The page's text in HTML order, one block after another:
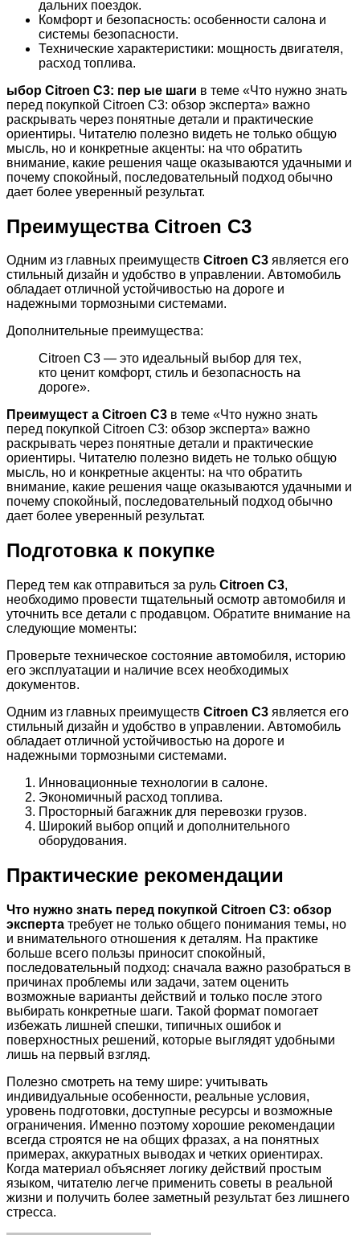
дальних поездок.
Комфорт и безопасность: особенности салона и
системы безопасности.
Технические характеристики: мощность двигателя,
расход топлива.
ыбор Citroen C3: пер ые шаги в теме «Что нужно знать
перед покупкой Citroen C3: обзор эксперта» важно
раскрывать через понятные детали и практические
ориентиры. Читателю полезно видеть не только общую
мысль, но и конкретные акценты: на что обратить
внимание, какие решения чаще оказываются удачными и
почему спокойный, последовательный подход обычно
дает более уверенный результат.
Преимущества Citroen C3
Одним из главных преимуществ Citroen C3 является его
стильный дизайн и удобство в управлении. Автомобиль
обладает отличной устойчивостью на дороге и
надежными тормозными системами.
Дополнительные преимущества:
Citroen C3 — это идеальный выбор для тех,
кто ценит комфорт, стиль и безопасность на
дороге».
Преимущест а Citroen C3 в теме «Что нужно знать
перед покупкой Citroen C3: обзор эксперта» важно
раскрывать через понятные детали и практические
ориентиры. Читателю полезно видеть не только общую
мысль, но и конкретные акценты: на что обратить
внимание, какие решения чаще оказываются удачными и
почему спокойный, последовательный подход обычно
дает более уверенный результат.
Подготовка к покупке
Перед тем как отправиться за руль Citroen C3,
необходимо провести тщательный осмотр автомобиля и
уточнить все детали с продавцом. Обратите внимание на
следующие моменты:
Проверьте техническое состояние автомобиля, историю
его эксплуатации и наличие всех необходимых
документов.
Одним из главных преимуществ Citroen C3 является его
стильный дизайн и удобство в управлении. Автомобиль
обладает отличной устойчивостью на дороге и
надежными тормозными системами.
Инновационные технологии в салоне.
Экономичный расход топлива.
Просторный багажник для перевозки грузов.
Широкий выбор опций и дополнительного
оборудования.
Практические рекомендации
Что нужно знать перед покупкой Citroen C3: обзор
эксперта требует не только общего понимания темы, но
и внимательного отношения к деталям. На практике
больше всего пользы приносит спокойный,
последовательный подход: сначала важно разобраться в
причинах проблемы или задачи, затем оценить
возможные варианты действий и только после этого
выбирать конкретные шаги. Такой формат помогает
избежать лишней спешки, типичных ошибок и
поверхностных решений, которые выглядят удобными
лишь на первый взгляд.
Полезно смотреть на тему шире: учитывать
индивидуальные особенности, реальные условия,
уровень подготовки, доступные ресурсы и возможные
ограничения. Именно поэтому хорошие рекомендации
всегда строятся не на общих фразах, а на понятных
примерах, аккуратных выводах и четких ориентирах.
Когда материал объясняет логику действий простым
языком, читателю легче применить советы в реальной
жизни и получить более заметный результат без лишнего
стресса.